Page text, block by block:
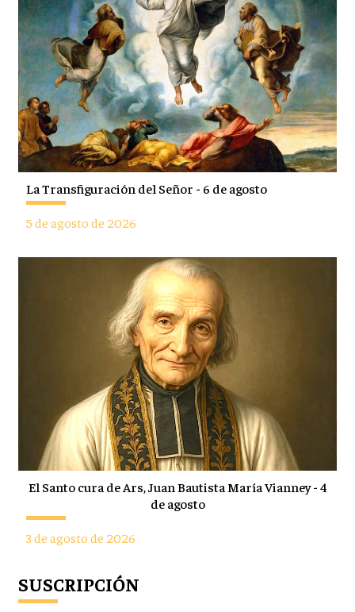
La Transfiguración del Señor - 6 de agosto
5 de agosto de 2026
El Santo cura de Ars, Juan Bautista María Vianney - 4
de agosto
3 de agosto de 2026
SUSCRIPCIÓN